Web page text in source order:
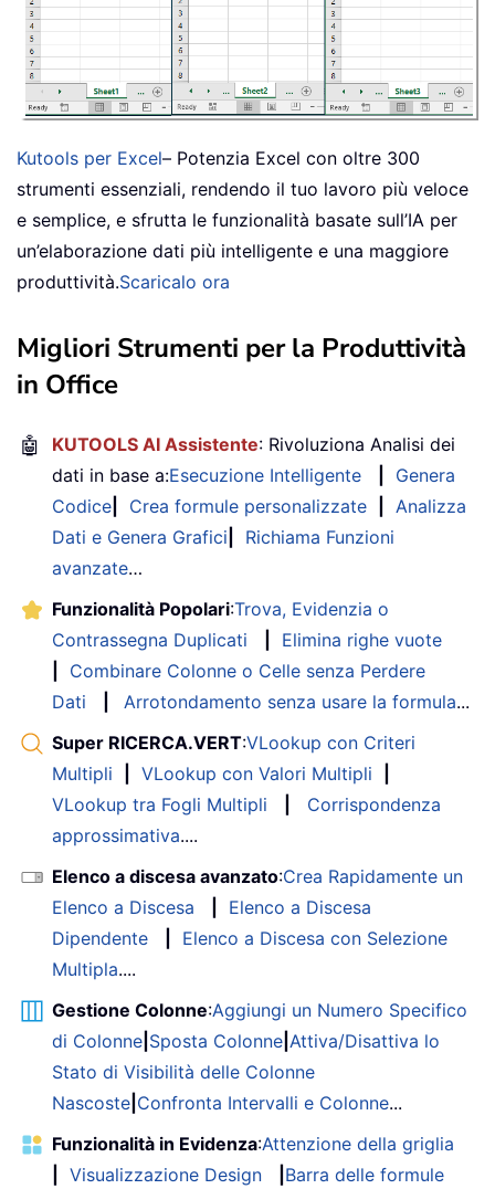
Kutools per Excel– Potenzia Excel con oltre 300
strumenti essenziali, rendendo il tuo lavoro più veloce
e semplice, e sfrutta le funzionalità basate sull’IA per
un’elaborazione dati più intelligente e una maggiore
produttività.Scaricalo ora
Migliori Strumenti per la Produttività
in Office
🤖 KUTOOLS AI Assistente: Rivoluziona Analisi dei
dati in base a:Esecuzione Intelligente
Genera
Codice
Crea formule personalizzate
Analizza
Dati e Genera Grafici
Richiama Funzioni
avanzate…
Funzionalità Popolari:Trova, Evidenzia o
Contrassegna Duplicati
Elimina righe vuote
Combinare Colonne o Celle senza Perdere
Dati
Arrotondamento senza usare la formula...
Super RICERCA.VERT:VLookup con Criteri
Multipli
VLookup con Valori Multipli
VLookup tra Fogli Multipli
Corrispondenza
approssimativa....
Elenco a discesa avanzato:Crea Rapidamente un
Elenco a Discesa
Elenco a Discesa
Dipendente
Elenco a Discesa con Selezione
Multipla....
Gestione Colonne:Aggiungi un Numero Specifico
di Colonne Sposta Colonne Attiva/Disattiva lo
Stato di Visibilità delle Colonne
Nascoste Confronta Intervalli e Colonne...
Funzionalità in Evidenza:Attenzione della griglia
Visualizzazione Design
Barra delle formule